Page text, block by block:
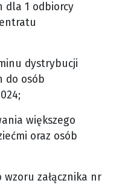
dla 1 odbiorcy
dystrybucji
do osób
większego
oraz osób
załącznika nr